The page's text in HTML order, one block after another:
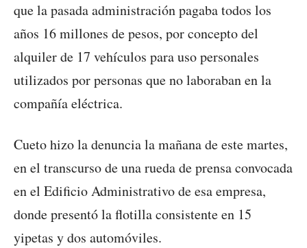
que la pasada administración pagaba todos los
años 16 millones de pesos, por concepto del
alquiler de 17 vehículos para uso personales
utilizados por personas que no laboraban en la
compañía eléctrica.
Cueto hizo la denuncia la mañana de este martes,
en el transcurso de una rueda de prensa convocada
en el Edificio Administrativo de esa empresa,
donde presentó la flotilla consistente en 15
yipetas y dos automóviles.